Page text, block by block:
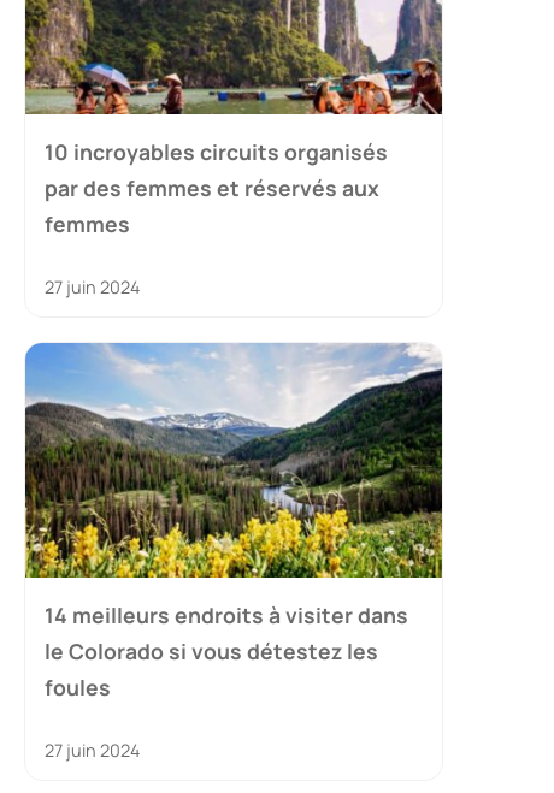
10 incroyables circuits organisés
par des femmes et réservés aux
femmes
27 juin 2024
14 meilleurs endroits à visiter dans
le Colorado si vous détestez les
foules
27 juin 2024